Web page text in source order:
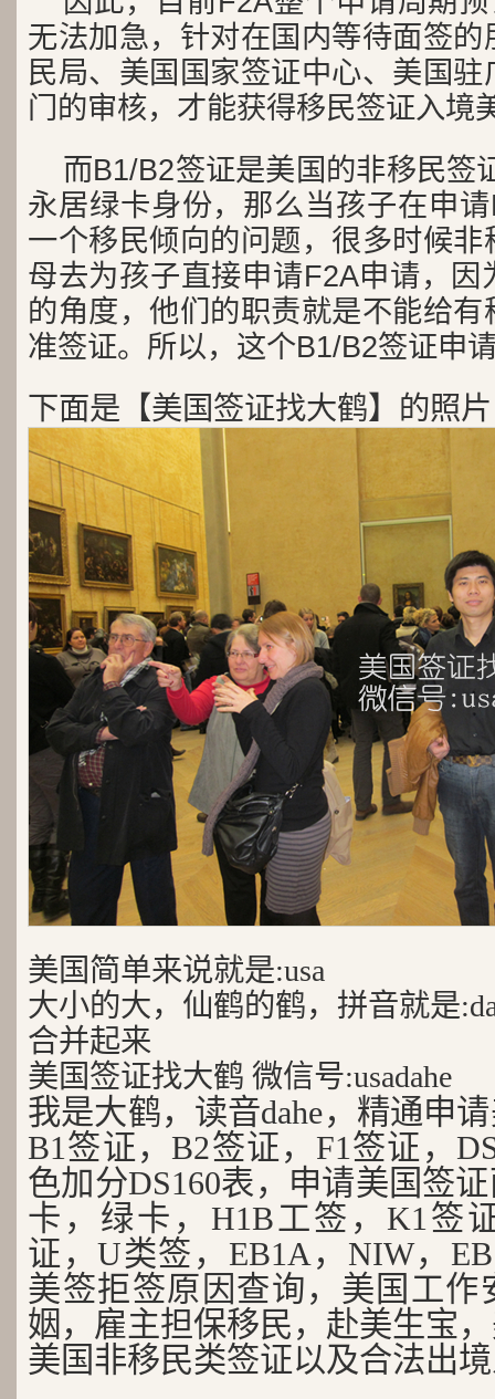
无法加急，针对在国内等待面签
民局、美国国家签证中心、美国
门的审核，才能获得移民签证入境
而B1/B2签证是美国的非移民签
永居绿卡身份，那么当孩子在申
一个移民倾向的问题，很多时候
母去为孩子直接申请F2A申请，因
的角度，他们的职责就是不能给
准签证。所以，这个B1/B2签证申
下面是【美国签证找大鹤】的照片
美国简单来说就是:usa
大小的大，仙鹤的鹤，拼音就是
合并起来
美国签证找大鹤 微信号:usadahe
我是大鹤，读音dahe，精通申
B1签证，B2签证，F1签证，
色加分DS160表，申请美国签
卡，绿卡，H1B工签，K1签
证，U类签，EB1A，NIW，
美签拒签原因查询，美国工作
姻，雇主担保移民，赴美生宝
美国非移民类签证以及合法出